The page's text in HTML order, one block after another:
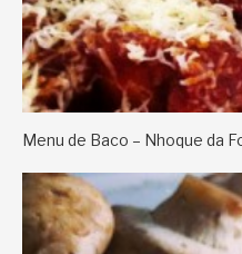
Menu de Baco – Nhoque da